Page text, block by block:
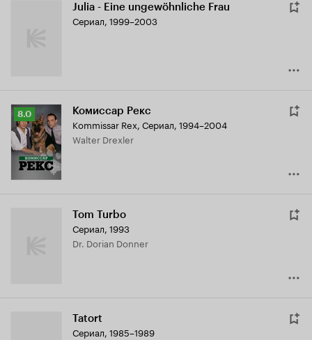
Julia - Eine ungewöhnliche Frau
Сериал, 1999–2003
Рейтинг
Кинопоиска
8.0
8.0 Комиссар Рекс
Kommissar Rex, Сериал, 1994–2004
Walter Drexler
Tom Turbo
Сериал, 1993
Dr. Dorian Donner
Tatort
Сериал, 1985–1989